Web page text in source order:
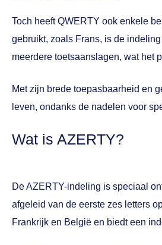
Toch heeft QWERTY ook enkele
gebruikt, zoals Frans, is de
meerdere toetsaanslagen, wat het
Met zijn brede toepasbaarheid en
leven, ondanks de nadelen voor
Wat is AZERTY?
De AZERTY-indeling is speciaal
afgeleid van de eerste zes letters
Frankrijk en België en biedt een